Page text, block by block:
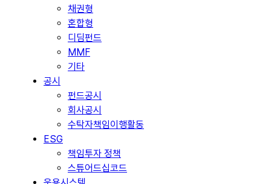
채권형
혼합형
디딤펀드
MMF
기타
공시
펀드공시
회사공시
수탁자책임이행활동
ESG
책임투자 정책
스튜어드십코드